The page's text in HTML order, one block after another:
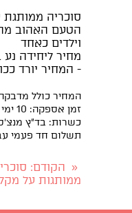
סוכריה ממותגת
הטעם האהוב
וילדים כאחד
מחיר ליחידה נע בין ₪13
- המחיר יורד
המחיר כולל
זמן אספקה: 10 ימי עבודה מיום אישור הגרפיקה
כשרות: בד"ץ
תשלום חד פעמי עבור
« הקודם:
ממותגות על